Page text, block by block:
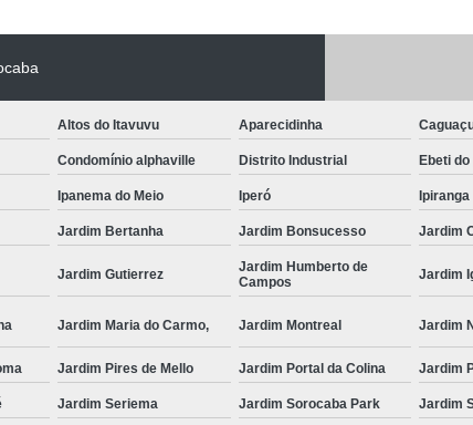
Instalação
Altos do Itavuvu Aparecidinha
Condomínio alphaville Distrito Industrial Ebeti
Ipanema do Meio Iperó Ipiranga
Jardim Bertanha Jardim Bonsucesso Jardim
Jardim Gutierrez
Jardim Humberto de
Campos
Jardim
Jardim Maria do Carmo, Jardim Montreal Jardim
Jardim Pires de Mello Jardim Portal da Colina Jardim
Jardim Seriema Jardim Sorocaba Park Jardim